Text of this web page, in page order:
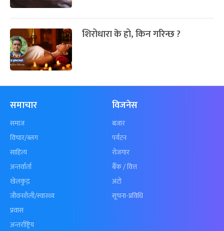
शिरोधारा के हो, किन गरिन्छ ?
समाचार
समाज
विचार/ब्लग
साहित्य
अन्तर्वार्ता
खेलकुद़़
जीवनशैली/स्वास्थ्य
प्रवास
अन्तर्राष्ट्रिय
विजनेस
बजार
पर्यटन
रोजगार
बैँक / वित्त
अटो
सूचना-प्रविधि